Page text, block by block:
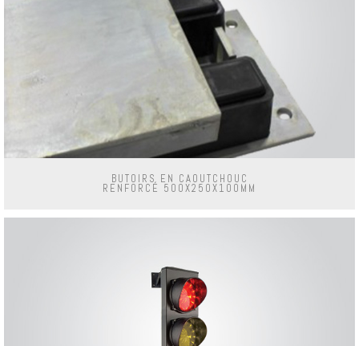
BUTOIRS EN CAOUTCHOUC
RENFORCÉ 500X250X100MM